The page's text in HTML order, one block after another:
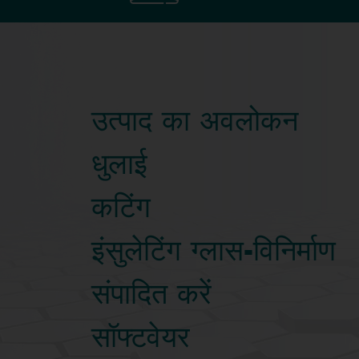
उत्पाद का अवलोकन
धुलाई
कटिंग
इंसुलेटिंग ग्लास-विनिर्माण
संपादित करें
सॉफ्टवेयर